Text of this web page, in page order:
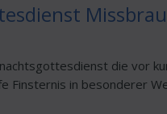
die vor
Finsternis in besonderer